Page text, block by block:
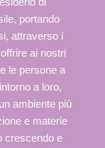
portando
attraverso i
ai nostri
le persone a
a loro,
ambiente più
e materie
crescendo e